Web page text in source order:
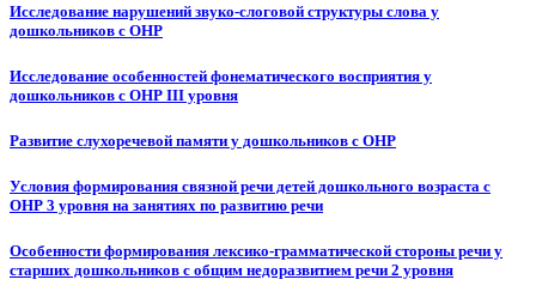
Исследование нарушений звуко-слоговой структуры слова у
дошкольников с ОНР
Исследование особенностей фонематического восприятия у
дошкольников с ОНР III уровня
Развитие слухоречевой памяти у дошкольников с ОНР
Условия формирования связной речи детей дошкольного возраста с
ОНР 3 уровня на занятиях по развитию речи
Особенности формирования лексико-грамматической стороны речи у
старших дошкольников с общим недоразвитием речи 2 уровня